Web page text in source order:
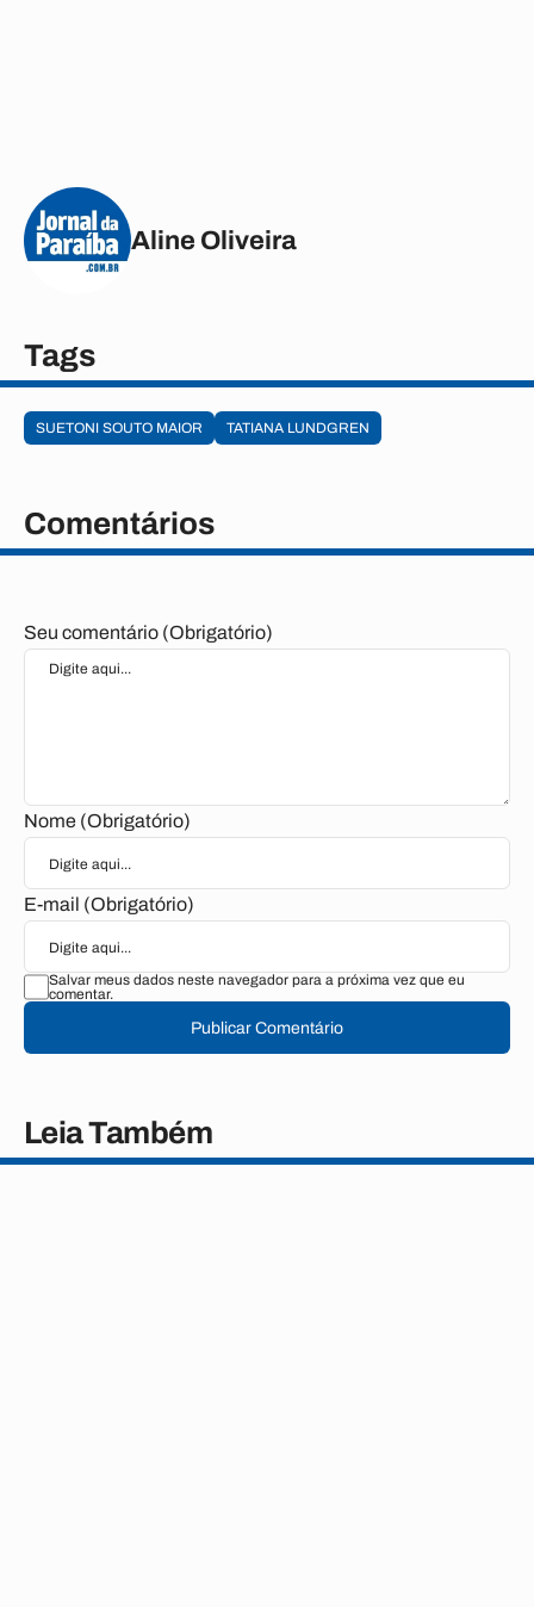
Aline Oliveira
Tags
SUETONI SOUTO MAIOR TATIANA LUNDGREN
Comentários
Seu comentário (Obrigatório)
Nome (Obrigatório)
E-mail (Obrigatório)
Salvar meus dados neste navegador para a próxima vez que eu
comentar.
Publicar Comentário
Leia Também